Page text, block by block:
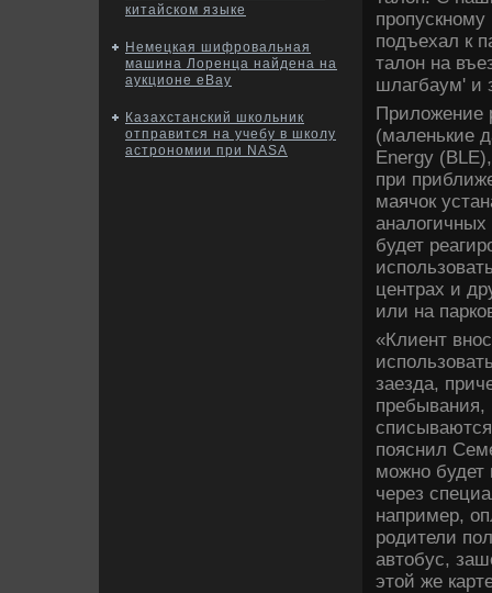
китайском языке
Немецкая шифровальная
машина Лоренца найдена на
аукционе еBay
Казахстанский школьник
отправится на учебу в школу
астрономии при NASA
пропускному
подъехал к
талон на
шлагбаум' и
Приложение
(маленькие
Energy
при
маячок
будет
центрах и
или на
«Клиент
заезда,
пребывания,
пояснил
можно будет
через
например,
родители
автобус,
этой же